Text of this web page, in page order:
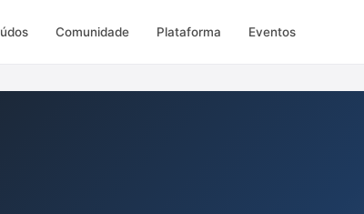
Comunidade Plataforma Eventos